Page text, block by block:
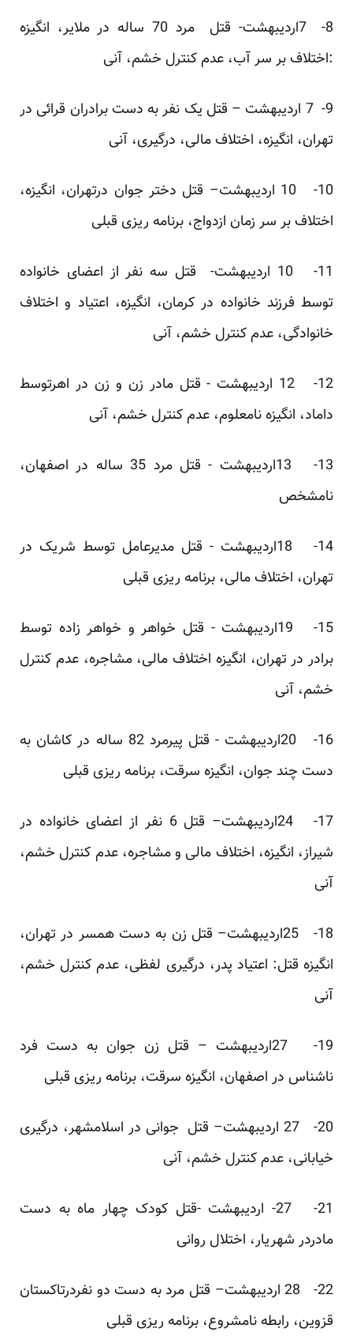
8- 7اردیبهشت- قتل مرد 70 ساله در ملایر، انگیزه
:اختلاف بر سر آب، عدم کنترل خشم، آنی
9- 7 اردیبهشت – قتل یک نفر به دست برادران قرائی در
تهران، انگیزه، اختلاف مالی، درگیری، آنی
10- 10 اردیبهشت– قتل دختر جوان درتهران، انگیزه،
اختلاف بر سر زمان ازدواج، برنامه ریزی قبلی
11- 10 اردیبهشت- قتل سه نفر از اعضای خانواده
توسط فرزند خانواده در کرمان، انگیزه، اعتیاد و اختلاف
خانوادگی، عدم کنترل خشم، آنی
12- 12 اردیبهشت - قتل مادر زن و زن در اهرتوسط
داماد، انگیزه نامعلوم، عدم کنترل خشم، آنی
13- 13اردیبهشت - قتل مرد 35 ساله در اصفهان،
نامشخص
14- 18اردیبهشت - قتل مدیرعامل توسط شریک در
تهران، اختلاف مالی، برنامه ریزی قبلی
15- 19اردیبهشت - قتل خواهر و خواهر زاده توسط
برادر در تهران، انگیزه اختلاف مالی، مشاجره، عدم کنترل
خشم، آنی
16- 20اردیبهشت - قتل پیرمرد 82 ساله در کاشان به
دست چند جوان، انگیزه سرقت، برنامه ریزی قبلی
17- 24اردیبهشت– قتل 6 نفر از اعضای خانواده در
شیراز، انگیزه، اختلاف مالی و مشاجره، عدم کنترل خشم،
آنی
18- 25اردیبهشت– قتل زن به دست همسر در تهران،
انگیزه قتل: اعتیاد پدر، درگیری لفظی، عدم کنترل خشم،
آنی
19- 27اردیبهشت – قتل زن جوان به دست فرد
ناشناس در اصفهان، انگیزه سرقت، برنامه ریزی قبلی
20- 27 اردیبهشت– قتل جوانی در اسلامشهر، درگیری
خیابانی، عدم کنترل خشم، آنی
21- 27- اردیبهشت -قتل کودک چهار ماه به دست
مادردر شهریار، اختلال روانی
22- 28 اردیبهشت– قتل مرد به دست دو نفردرتاکستان
قزوین، رابطه نامشروع، برنامه ریزی قبلی